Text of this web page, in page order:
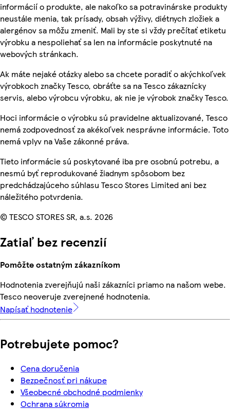
informácií o produkte, ale nakoľko sa potravinárske produkty
neustále menia, tak prísady, obsah výživy, diétnych zložiek a
alergénov sa môžu zmeniť. Mali by ste si vždy prečítať etiketu
výrobku a nespoliehať sa len na informácie poskytnuté na
webových stránkach.
Ak máte nejaké otázky alebo sa chcete poradiť o akýchkoľvek
výrobkoch značky Tesco, obráťte sa na Tesco zákaznícky
servis, alebo výrobcu výrobku, ak nie je výrobok značky Tesco.
Hoci informácie o výrobku sú pravidelne aktualizované, Tesco
nemá zodpovednosť za akékoľvek nesprávne informácie. Toto
nemá vplyv na Vaše zákonné práva.
Tieto informácie sú poskytované iba pre osobnú potrebu, a
nesmú byť reprodukované žiadnym spôsobom bez
predchádzajúceho súhlasu Tesco Stores Limited ani bez
náležitého potvrdenia.
© TESCO STORES SR, a.s. 2026
Zatiaľ bez recenzií
Pomôžte ostatným zákazníkom
Hodnotenia zverejňujú naši zákazníci priamo na našom webe.
Tesco neoveruje zverejnené hodnotenia.
Napísať hodnotenie
Potrebujete pomoc?
Cena doručenia
Bezpečnosť pri nákupe
Všeobecné obchodné podmienky
Ochrana súkromia